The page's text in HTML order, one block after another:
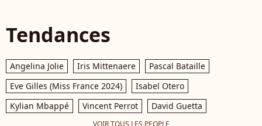
Tendances
Angelina Jolie Iris Mittenaere
Pascal Bataille
Eve Gilles (Miss France 2024)
Isabel Otero
Kylian Mbappé
Vincent Perrot David Guetta